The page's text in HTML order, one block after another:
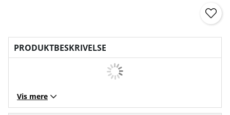
PRODUKTBESKRIVELSE
Vis mere